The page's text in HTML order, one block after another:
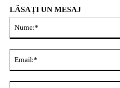
LĂSAȚI UN MESAJ